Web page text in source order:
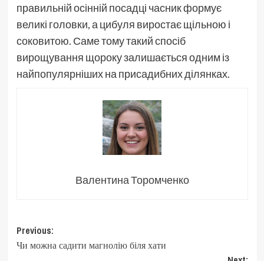
правильній осінній посадці часник формує
великі головки, а цибуля виростає щільною і
соковитою. Саме тому такий спосіб
вирощування щороку залишається одним із
найпопулярніших на присадибних ділянках.
Валентина Торомченко
Post
navigation
Previous:
Чи можна садити магнолію біля хати